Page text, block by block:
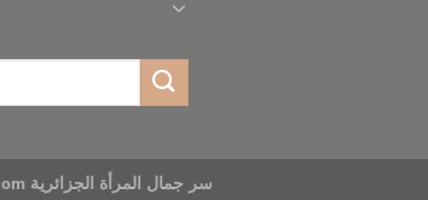
SerZinek.com سر جمال المرأة الجزائرية